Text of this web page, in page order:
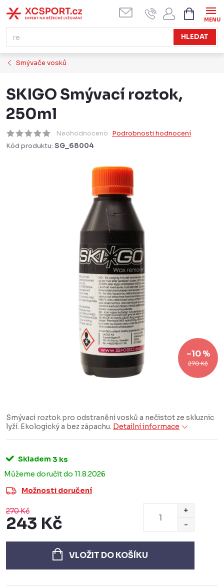
na
obsah
HLEDAT
KOŠÍK
Smývače vosků
SKIGO Smývací roztok,
250ml
Neohodnoceno Podrobnosti hodnocení
Kód produktu: SG_68004
270 Kč
–10 %
Smývací roztok pro odstranění vosků a nečistot ze skluznic
lyží. Ekologický a bez zápachu. Detailní informace
Skladem 3 ks
11.8.2026
Možnosti doručení
270 Kč
243 Kč
cena:
VLOŽIT DO KOŠÍKU